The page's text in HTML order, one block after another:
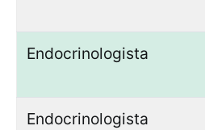
Endocrinologista
Endocrinologista